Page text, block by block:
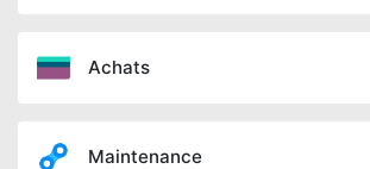
Achats
Maintenance